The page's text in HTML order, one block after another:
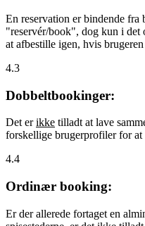
En reservation er bindende fra
"reservér/book", dog kun i det
at afbestille igen, hvis
4.3
Dobbeltbookinger:
Det erikke tilladt at lave
forskellige brugerprofiler for at
4.4
Ordinær booking:
Er der allerede fortaget en